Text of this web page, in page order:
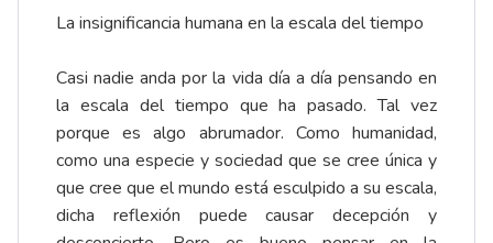
La insignificancia humana en la escala del tiempo
Casi nadie anda por la vida día a día pensando en
la escala del tiempo que ha pasado. Tal vez
porque es algo abrumador. Como humanidad,
como una especie y sociedad que se cree única y
que cree que el mundo está esculpido a su escala,
dicha reflexión puede causar decepción y